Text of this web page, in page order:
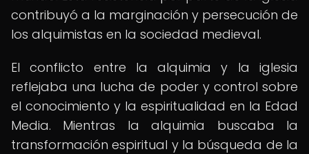
contribuyó a la marginación y persecución de
los alquimistas en la sociedad medieval.
El conflicto entre la alquimia y la iglesia
reflejaba una lucha de poder y control sobre
el conocimiento y la espiritualidad en la Edad
Media. Mientras la alquimia buscaba la
transformación espiritual y la búsqueda de la